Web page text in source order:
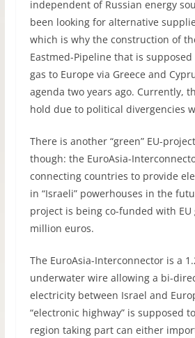
independent of Russian energy
been looking for alternative
which is why the construction of
Eastmed-Pipeline that is supposed
gas to Europe via Greece and
agenda two years ago. Currently,
hold due to political divergencies
There is another “green” EU-
though: the EuroAsia-
connecting countries to provide
in “Israeli” powerhouses in the
project is being co-funded with
million euros.
The EuroAsia-Interconnector is a
underwater wire allowing a bi-
electricity between Israel and
“electronic highway” is supposed
region taking part can either